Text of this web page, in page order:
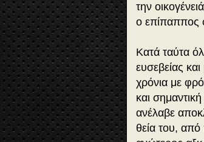
την
ο επίπαππος
Κατά ταύτα
ευσεβείας
χρόνια με
και
ανέλαβε
θεία του,